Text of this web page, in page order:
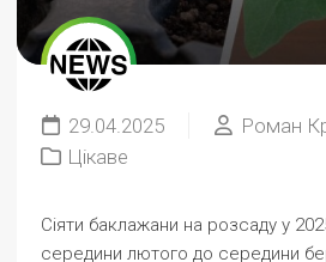
29.04.2025
Роман
Цікаве
Сіяти баклажани на розсаду у
середини лютого до середини